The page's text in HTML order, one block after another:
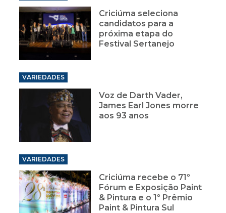
Criciúma seleciona
candidatos para a
próxima etapa do
Festival Sertanejo
VARIEDADES
Voz de Darth Vader,
James Earl Jones morre
aos 93 anos
VARIEDADES
Criciúma recebe o 71º
Fórum e Exposição Paint
& Pintura e o 1º Prêmio
Paint & Pintura Sul